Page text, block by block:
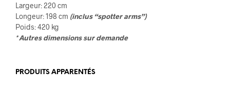
Largeur: 220 cm
Longeur: 198 cm (inclus “spotter arms”)
Poids: 420 kg
* Autres dimensions sur demande
PRODUITS APPARENTÉS